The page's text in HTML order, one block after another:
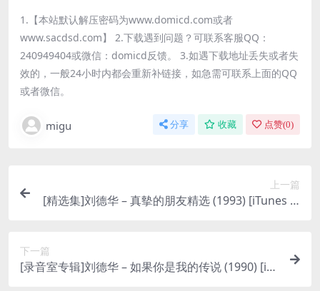
1.【本站默认解压密码为www.domicd.com或者
www.sacdsd.com】 2.下载遇到问题？可联系客服QQ：
240949404或微信：domicd反馈。 3.如遇下载地址丢失或者失
效的，一般24小时内都会重新补链接，如急需可联系上面的QQ
或者微信。
migu 分享 收藏 点赞(0)
上一篇
[精选集]刘德华 – 真摰的朋友精选 (1993) [iTunes Pl
下一篇
[录音室专辑]刘德华 – 如果你是我的传说 (1990) [iT